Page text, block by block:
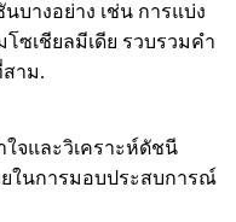
บางอย่าง เช่น การแบ่ง
ซเชียลมีเดีย รวบรวมคำ
าม.
จและวิเคราะห์ดัชนี
ในการมอบประสบการณ์